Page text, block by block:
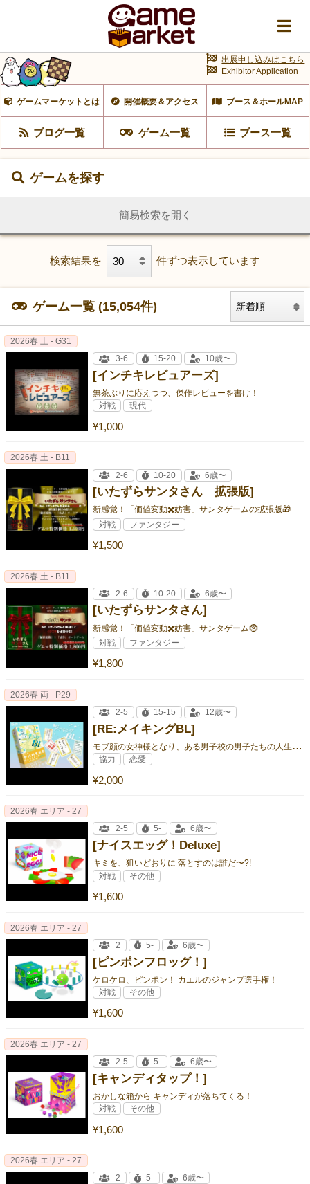
ゲームマーケットとは 開催概要＆アクセス ブース＆ホールMAP
ブログ一覧 ゲーム一覧 ブース一覧
出展申し込みはこちら
Exhibitor Application
ゲームを探す
簡易検索を開く
検索結果を 件ずつ表示しています
ゲーム一覧 (15,054件)
[インチキレビュアーズ]
無茶ぶりに応えつつ、傑作レビューを書け！
¥1,000
2026春 土 - G31
3-6
15-20 10歳〜
対戦 現代
[いたずらサンタさん 拡張版]
新感覚！「価値変動✖️妨害」サンタゲームの拡張版🎁
¥1,500
2026春 土 - B11
2-6
10-20 6歳〜
対戦 ファンタジー
[いたずらサンタさん]
新感覚！「価値変動✖️妨害」サンタゲーム🤶
¥1,800
2026春 土 - B11
2-6
10-20 6歳〜
対戦 ファンタジー
[RE:メイキングBL]
モ
ブ顔の女神様となり、ある男子校の男子たちの人生に彩りを与えてあげましょう‥‥（いい迷惑）
¥2,000
2026春 両 - P29
2-5
15-15 12歳〜
協力 恋愛
[ナイスエッグ！Deluxe]
キミを、狙いどおりに 落とすのは誰だ〜?!
¥1,600
2026春 エリア - 27
2-5
5- 6歳〜
対戦 その他
[ピンポンフロッグ！]
ケロケロ、ピンポン！ カエルのジャンプ選手権！
¥1,600
2026春 エリア - 27
2
5- 6歳〜
対戦 その他
[キャンディタップ！]
おかしな箱から キャンディが落ちてくる！
¥1,600
2026春 エリア - 27
2-5
5- 6歳〜
対戦 その他
2026春 エリア - 27
2
5- 6歳〜